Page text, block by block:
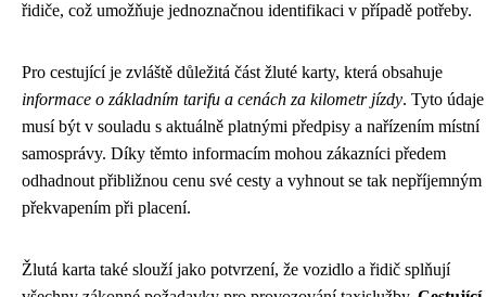
řidiče, což umožňuje jednoznačnou identifikaci v případě potřeby.
Pro cestující je zvláště důležitá část žluté karty, která obsahuje
informace o základním tarifu a cenách za kilometr jízdy. Tyto údaje
musí být v souladu s aktuálně platnými předpisy a nařízením místní
samosprávy. Díky těmto informacím mohou zákazníci předem
odhadnout přibližnou cenu své cesty a vyhnout se tak nepříjemným
překvapením při placení.
Žlutá karta také slouží jako potvrzení, že vozidlo a řidič splňují